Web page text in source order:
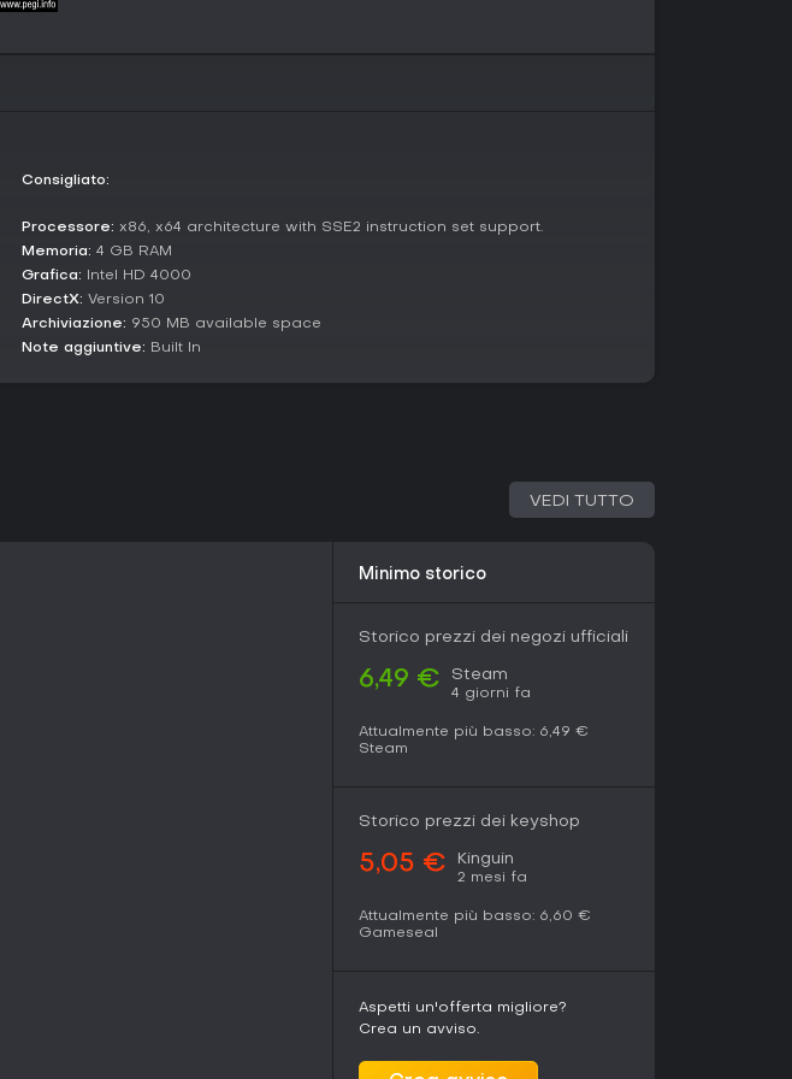
Bug intenzionali parte del design
and-click con elementi meta vi attirano, è una scelta azzeccata, anche se non fa
Consigliato:
Processore: x86, x64 architecture with SSE2 instruction set support.
Memoria: 4 GB RAM
Grafica: Intel HD 4000
DirectX: Version 10
Archiviazione: 950 MB available space
Note aggiuntive: Built In
VEDI TUTTO
Minimo storico
Storico prezzi dei negozi ufficiali
6,49 € Steam
4 giorni fa
Attualmente più basso: 6,49 €
Steam
Storico prezzi dei keyshop
5,05 € Kinguin
2 mesi fa
Attualmente più basso: 6,60 €
Gameseal
Aspetti un'offerta migliore?
Crea un avviso.